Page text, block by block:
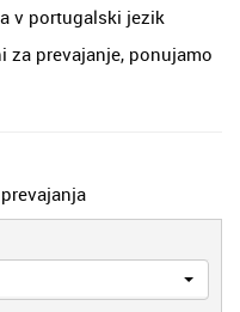
v portugalski jezik
za prevajanje, ponujamo